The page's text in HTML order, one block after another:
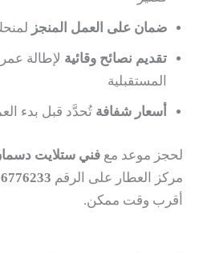
ضمان على العمل المنجز
تقديم نصائح وقائية لإطالة
المستقبلية
أسعار شفافة تُحدَّد قبل بدء
لحجز موعد مع فني ستلايت
مركز العطار على الرقم
أقرب وقت ممكن.